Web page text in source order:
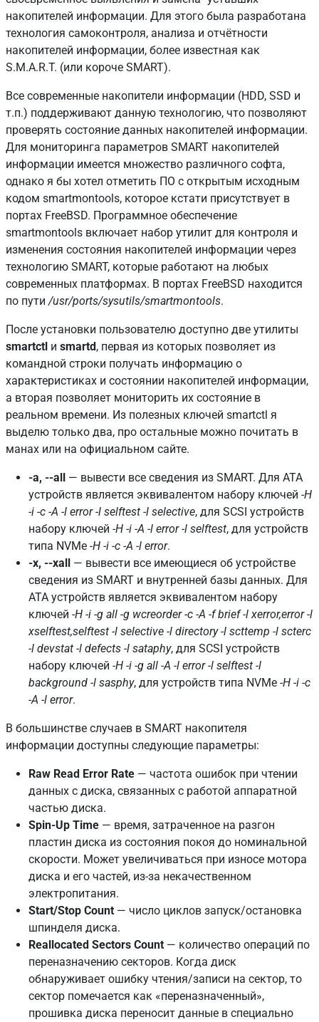
накопителей информации. Для этого была разработана
технология самоконтроля, анализа и отчётности
накопителей информации, более известная как
S.M.A.R.T. (или короче SMART).
Все современные накопители информации (HDD, SSD и
т.п.) поддерживают данную технологию, что позволяют
проверять состояние данных накопителей информации.
Для мониторинга параметров SMART накопителей
информации имеется множество различного софта,
однако я бы хотел отметить ПО с открытым исходным
кодом smartmontools, которое кстати присутствует в
портах FreeBSD. Программное обеспечение
smartmontools включает набор утилит для контроля и
изменения состояния накопителей информации через
технологию SMART, которые работают на любых
современных платформах. В портах FreeBSD находится
по пути /usr/ports/sysutils/smartmontools.
После установки пользователю доступно две утилиты
smartctl и smartd, первая из которых позволяет из
командной строки получать информацию о
характеристиках и состоянии накопителей информации,
а вторая позволяет мониторить их состояние в
реальном времени. Из полезных ключей smartctl я
выделю только два, про остальные можно почитать в
манах или на официальном сайте.
-a, --all — вывести все сведения из SMART. Для ATA
устройств является эквивалентом набору ключей -H
-i -c -A -l error -l selftest -l selective, для SCSI устройств
набору ключей -H -i -A -l error -l selftest, для устройств
типа NVMe -H -i -c -A -l error.
-x, --xall — вывести все имеющиеся об устройстве
сведения из SMART и внутренней базы данных. Для
ATA устройств является эквивалентом набору
ключей -H -i -g all -g wcreorder -c -A -f brief -l xerror,error -l
xselftest,selftest -l selective -l directory -l scttemp -l scterc
-l devstat -l defects -l sataphy, для SCSI устройств
набору ключей -H -i -g all -A -l error -l selftest -l
background -l sasphy, для устройств типа NVMe -H -i -c
-A -l error.
В большинстве случаев в SMART накопителя
информации доступны следующие параметры:
Raw Read Error Rate — частота ошибок при чтении
данных с диска, связанных с работой аппаратной
частью диска.
Spin-Up Time — время, затраченное на разгон
пластин диска из состояния покоя до номинальной
скорости. Может увеличиваться при износе мотора
диска и его частей, из-за некачественном
электропитания.
Start/Stop Count — число циклов запуск/остановка
шпинделя диска.
Reallocated Sectors Count — количество операций по
переназначению секторов. Когда диск
обнаруживает ошибку чтения/записи на сектор, то
сектор помечается как «переназначенный»,
прошивка диска переносит данные в специально